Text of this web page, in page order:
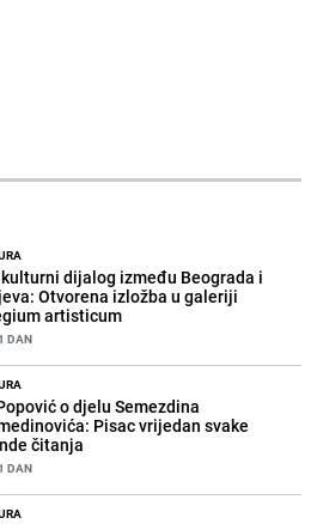
dijalog između Beograda i
Otvorena izložba u galeriji
artisticum
DAN
o djelu Semezdina
Pisac vrijedan svake
čitanja
DAN